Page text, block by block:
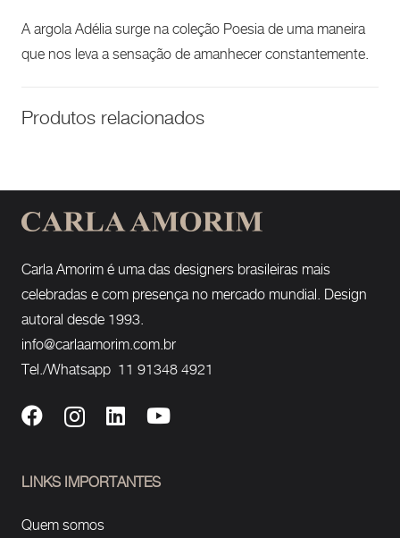
A argola Adélia surge na coleção Poesia de uma maneira
que nos leva a sensação de amanhecer constantemente.
Produtos relacionados
Carla Amorim é uma das designers brasileiras mais
celebradas e com presença no mercado mundial. Design
autoral desde 1993.
info@carlaamorim.com.br
Tel./Whatsapp 11 91348 4921
LINKS IMPORTANTES
Quem somos